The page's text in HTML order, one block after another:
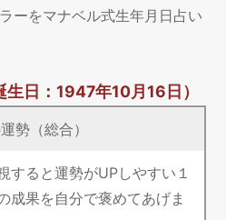
ーをマナベル式生年月日占い
生日：1947年10月16日）
勢（総合）
すると運勢がUPしやすい１
成果を自分で褒めてあげま